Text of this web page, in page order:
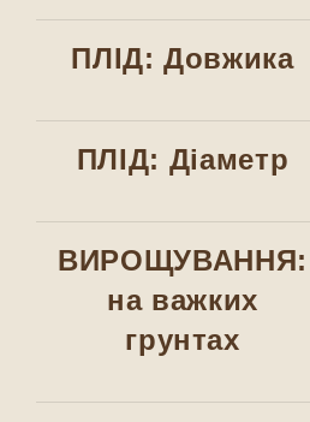
ПЛІД: Довжика
ПЛІД: Діаметр
ВИРОЩУВАННЯ:
на важких
грунтах